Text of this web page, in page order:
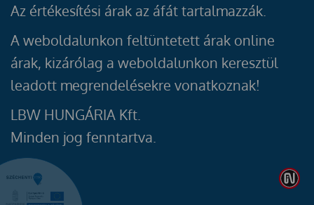
Az értékesítési árak az áfát tartalmazzák.
A weboldalunkon feltüntetett árak online
árak, kizárólag a weboldalunkon keresztül
leadott megrendelésekre vonatkoznak!
LBW HUNGÁRIA Kft.
Minden jog fenntartva.